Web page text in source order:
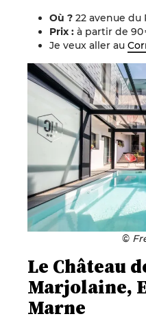
Où ? 22 avenue du
Prix : à partir de 90
Je veux aller au
©
Le Château
Marjolaine,
Marne